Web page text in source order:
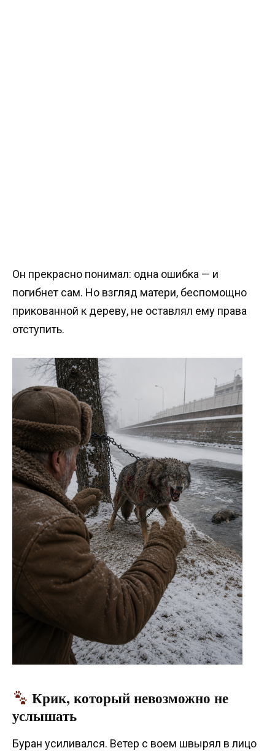
Он прекрасно понимал: одна ошибка — и
погибнет сам. Но взгляд матери, беспомощно
прикованной к дереву, не оставлял ему права
отступить.
Крик, который невозможно не
услышать
Буран усиливался. Ветер с воем швырял в лицо